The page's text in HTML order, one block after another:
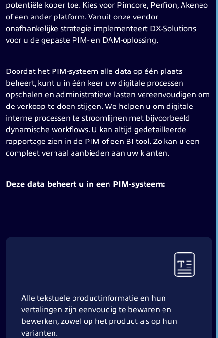
potentiële koper toe. Kies voor Pimcore, Perfion, Akeneo
of een ander platform. Vanuit onze vendor
onafhankelijke strategie implementeert DX-Solutions
voor u de gepaste PIM- en DAM-oplossing.
Doordat het PIM-systeem alle data op één plaats
beheert, kunt u in één keer uw digitale processen
opschalen en administratieve lasten vereenvoudigen om
de verkoop te doen stijgen. We helpen u om digitale
interne processen te stroomlijnen met bijvoorbeeld
dynamische workflows. U kan altijd gedetailleerde
rapportage zien in de PIM of een BI-tool. Zo kan u een
compleet verhaal aanbieden aan uw klanten.
Deze data beheert u in een PIM-systeem:
Alle tekstuele productinformatie en hun
vertalingen zijn eenvoudig te bewaren en
bewerken, zowel op het product als op hun
varianten.